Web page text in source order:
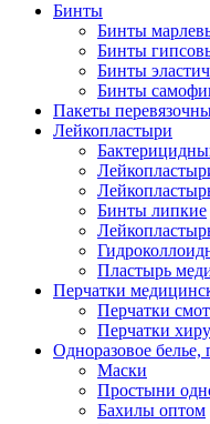
Бинты
Бинты
Бинты
Бинты
Бинты
Пакеты
Лейкопластыри
Бинты липкие
Пластырь
Перчатки
Перчатки
Перчатки
Одноразовое белье,
Маски
Простыни
Бахилы оптом